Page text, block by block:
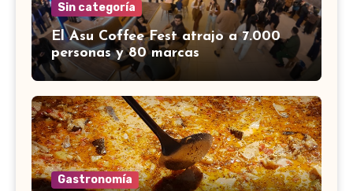
Sin categoría
El Asu Coffee Fest atrajo a 7.000
personas y 80 marcas
Gastronomía